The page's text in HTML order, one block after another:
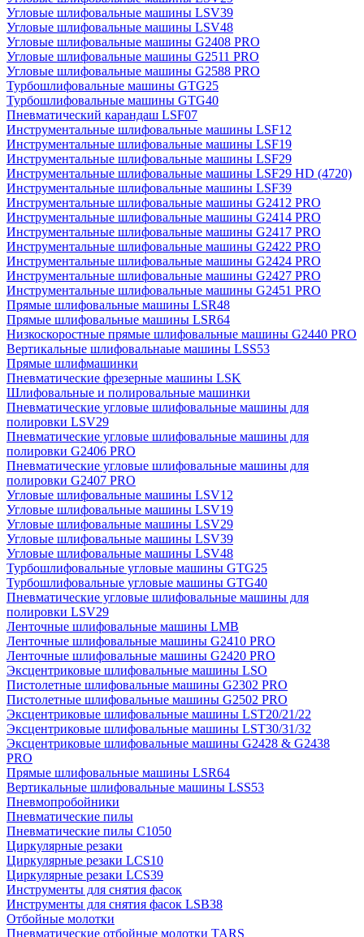
Угловые шлифовальные машины LSV39
Угловые шлифовальные машины LSV48
Угловые шлифовальные машины G2408 PRO
Угловые шлифовальные машины G2511 PRO
Угловые шлифовальные машины G2588 PRO
Турбошлифовальные машины GTG25
Турбошлифовальные машины GTG40
Пневматический карандаш LSF07
Инструментальные шлифовальные машины LSF12
Инструментальные шлифовальные машины LSF19
Инструментальные шлифовальные машины LSF29
Инструментальные шлифовальные машины LSF29 HD (4720)
Инструментальные шлифовальные машины LSF39
Инструментальные шлифовальные машины G2412 PRO
Инструментальные шлифовальные машины G2414 PRO
Инструментальные шлифовальные машины G2417 PRO
Инструментальные шлифовальные машины G2422 PRO
Инструментальные шлифовальные машины G2424 PRO
Инструментальные шлифовальные машины G2427 PRO
Инструментальные шлифовальные машины G2451 PRO
Прямые шлифовальные машины LSR48
Прямые шлифовальные машины LSR64
Низкоскоростные прямые шлифовальные машины G2440 PRO
Вертикальные шлифовальнаые машины LSS53
Прямые шлифмашинки
Пневматические фрезерные машины LSK
Шлифовальные и полировальные машинки
Пневматические угловые шлифовальные машины для
полировки LSV29
Пневматические угловые шлифовальные машины для
полировки G2406 PRO
Пневматические угловые шлифовальные машины для
полировки G2407 PRO
Угловые шлифовальные машины LSV12
Угловые шлифовальные машины LSV19
Угловые шлифовальные машины LSV29
Угловые шлифовальные машины LSV39
Угловые шлифовальные машины LSV48
Турбошлифовальные угловые машины GTG25
Турбошлифовальные угловые машины GTG40
Пневматические угловые шлифовальные машины для
полировки LSV29
Ленточные шлифовальные машины LMB
Ленточные шлифовальные машины G2410 PRO
Ленточные шлифовальные машины G2420 PRO
Эксцентриковые шлифовальные машины LSO
Пистолетные шлифовальные машины G2302 PRO
Пистолетные шлифовальные машины G2502 PRO
Эксцентриковые шлифовальные машины LST20/21/22
Эксцентриковые шлифовальные машины LST30/31/32
Эксцентриковые шлифовальные машины G2428 & G2438
PRO
Прямые шлифовальные машины LSR64
Вертикальные шлифовальные машины LSS53
Пневмопробойники
Пневматические пилы
Пневматические пилы C1050
Циркулярные резаки
Циркулярные резаки LCS10
Циркулярные резаки LCS39
Инструменты для снятия фасок
Инструменты для снятия фасок LSB38
Отбойные молотки
Пневматические отбойные молотки TARS